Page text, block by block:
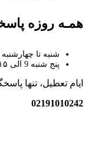
همـه روزه
شنبه تا چهارشنبه 9 الی ۱۹
پنج شنبه 9 الی ۱۵
ایام تعطیل، تنها
02191010242